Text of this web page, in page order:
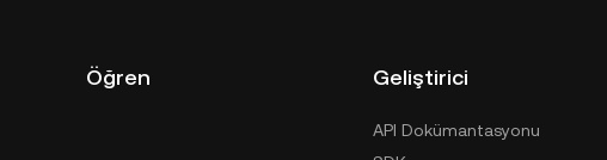
Öğren Geliştirici
API Dokümantasyonu